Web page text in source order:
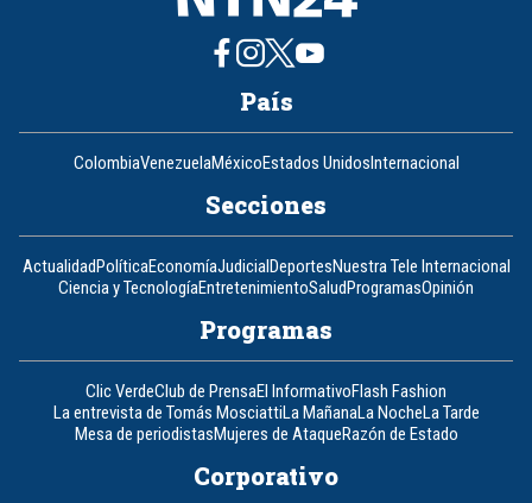
País
ColombiaVenezuelaMéxicoEstados UnidosInternacional
Secciones
ActualidadPolíticaEconomíaJudicialDeportesNuestra Tele Internacional
Ciencia y TecnologíaEntretenimientoSaludProgramasOpinión
Programas
Clic VerdeClub de PrensaEl InformativoFlash Fashion
La entrevista de Tomás MosciattiLa MañanaLa NocheLa Tarde
Mesa de periodistasMujeres de AtaqueRazón de Estado
Corporativo